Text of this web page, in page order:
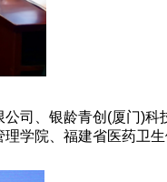
司、银龄青创(厦门)科
学院、福建省医药卫